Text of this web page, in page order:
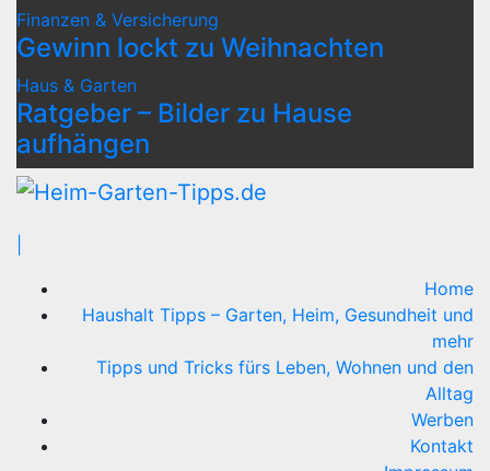
Finanzen & Versicherung
Gewinn lockt zu Weihnachten
Haus & Garten
Ratgeber – Bilder zu Hause
aufhängen
Home
Haushalt Tipps – Garten, Heim, Gesundheit und
mehr
Tipps und Tricks fürs Leben, Wohnen und den
Alltag
Werben
Kontakt